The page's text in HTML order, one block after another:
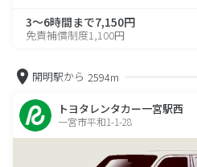
3～6時間まで7,150円
免責補償制度1,100円
開明駅から 2594m
トヨタレンタカー一宮駅西
一宮市平和1-1-28